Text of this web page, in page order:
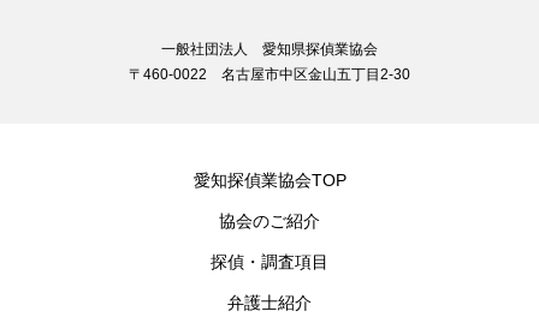
一般社団法人 愛知県探偵業協会
〒460-0022 名古屋市中区金山五丁目2-30
愛知探偵業協会TOP
協会のご紹介
探偵・調査項目
弁護士紹介